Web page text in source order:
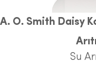
A. O. Smith Daisy
Su